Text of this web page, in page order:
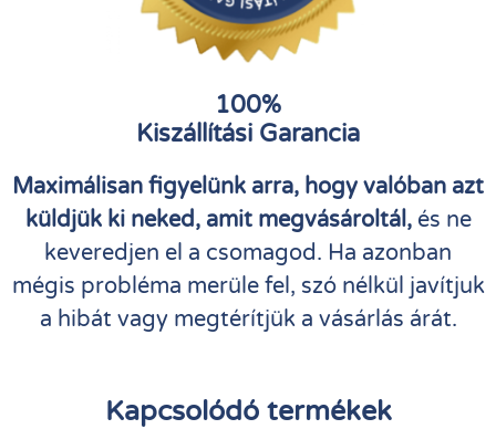
100%
Kiszállítási Garancia
Maximálisan figyelünk arra, hogy valóban azt
küldjük ki neked, amit megvásároltál, és ne
keveredjen el a csomagod. Ha azonban
mégis probléma merüle fel, szó nélkül javítjuk
a hibát vagy megtérítjük a vásárlás árát.
Kapcsolódó termékek